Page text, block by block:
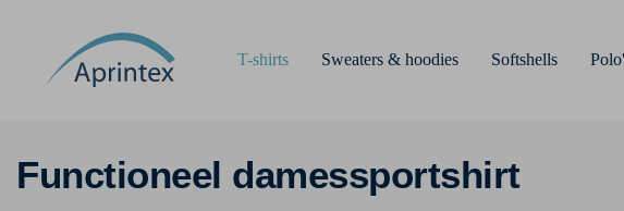
T-shirts Sweaters & hoodies Softshells
Functioneel damessportshirt